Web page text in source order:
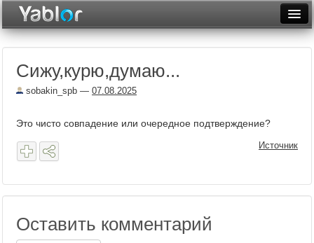
Неделя
Рейтинги
Сижу,курю,думаю...
sobakin_spb — 07.08.2025
Это чисто совпадение или очередное подтверждение?
Источник
Оставить комментарий